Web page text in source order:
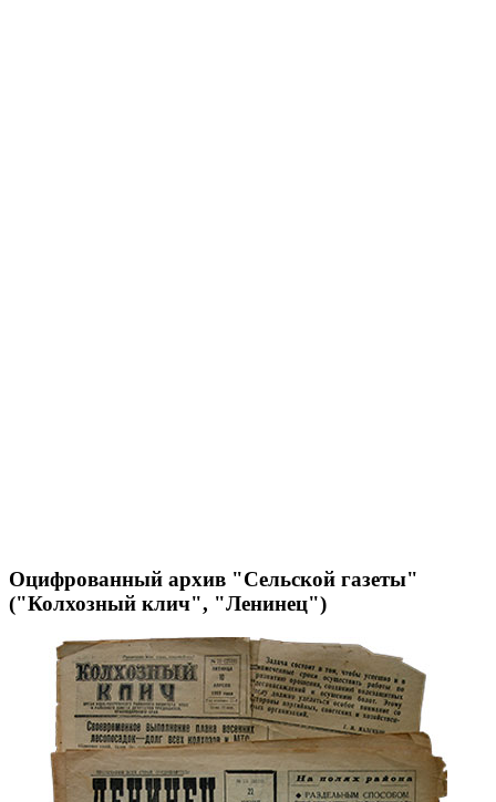
Оцифрованный архив "Сельской газеты"
("Колхозный клич", "Ленинец")